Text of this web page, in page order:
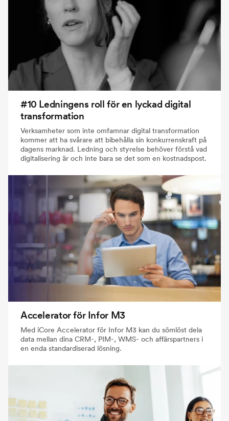
#10 Ledningens roll för en lyckad digital
transformation
Verksamheter som inte omfamnar digital transformation
kommer att ha svårare att bibehålla sin konkurrenskraft på
dagens marknad. Ledning och styrelse behöver förstå vad
digitalisering är och inte bara se det som en kostnadspost.
Accelerator för Infor M3
Med iCore Accelerator för Infor M3 kan du sömlöst dela
data mellan dina CRM-, PIM-, WMS- och affärspartners i
en enda standardiserad lösning.